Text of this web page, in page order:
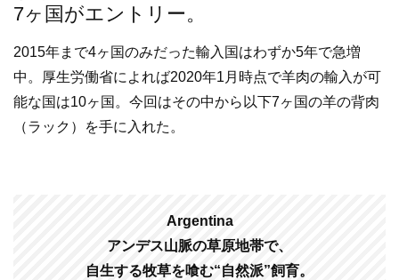
7ヶ国がエントリー。
2015年まで4ヶ国のみだった輸入国はわずか5年で急増
中。厚生労働省によれば2020年1月時点で羊肉の輸入が可
能な国は10ヶ国。今回はその中から以下7ヶ国の羊の背肉
（ラック）を手に入れた。
Argentina
アンデス山脈の草原地帯で、
自生する牧草を喰む“自然派”飼育。